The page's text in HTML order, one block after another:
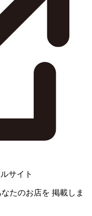
サイト
なたのお店を 掲載しま